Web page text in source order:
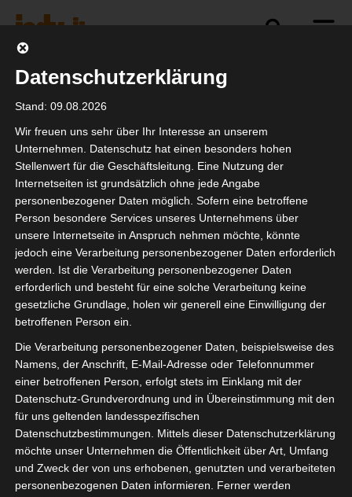
Selbstständigkeit
BAGSV Positionspapier
Datenschutzerklärung
Stand: 09.08.2026
Wir freuen uns sehr über Ihr Interesse an unserem
Unternehmen. Datenschutz hat einen besonders hohen
Stellenwert für die Geschäftsleitung. Eine Nutzung der
Internetseiten ist grundsätzlich ohne jede Angabe
personenbezogener Daten möglich. Sofern eine betroffene
Person besondere Services unseres Unternehmens über
unsere Internetseite in Anspruch nehmen möchte, könnte
jedoch eine Verarbeitung personenbezogener Daten erforderlich
werden. Ist die Verarbeitung personenbezogener Daten
erforderlich und besteht für eine solche Verarbeitung keine
gesetzliche Grundlage, holen wir generell eine Einwilligung der
betroffenen Person ein.
Die Verarbeitung personenbezogener Daten, beispielsweise des
Namens, der Anschrift, E-Mail-Adresse oder Telefonnummer
einer betroffenen Person, erfolgt stets im Einklang mit der
Datenschutz-Grundverordnung und in Übereinstimmung mit den
für uns geltenden landesspezifischen
Datenschutzbestimmungen. Mittels dieser Datenschutzerklärung
möchte unser Unternehmen die Öffentlichkeit über Art, Umfang
und Zweck der von uns erhobenen, genutzten und verarbeiteten
personenbezogenen Daten informieren. Ferner werden